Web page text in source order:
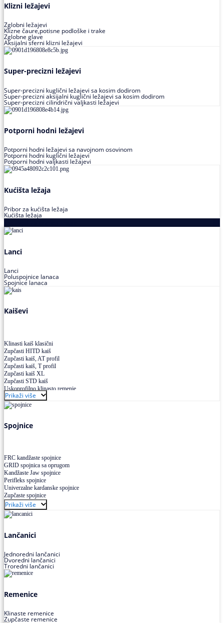
Klizni ležajevi
Zglobni ležajevi
Klizne čaure,potisne podloške i trake
Zglobne glave
Aksijalni sferni klizni ležajevi
Super-precizni ležajevi
Super-precizni kuglični ležajevi sa kosim dodirom
Super-precizni aksijalni kuglični ležajevi sa kosim dodirom
Super-precizni cilindrični valjkasti ležajevi
Potporni hodni ležajevi
Potporni hodni ležajevi sa navojnom osovinom
Potporni hodni kuglični ležajevi
Potporni hodni valjkasti ležajevi
Kućišta ležaja
Pribor za kućišta ležaja
Kućišta ležaja
Lanci
Lanci
Poluspojnice lanaca
Spojnice lanaca
Kaiševi
Klinasti kaiš klasični
Zupčasti HITD kaiš
Zupčasti kaiš, AT profil
Zupčasti kaiš, T profil
Zupčasti kaiš XL
Zupčasti STD kaiš
Uskoprofilno klinasto remenje
Uskoprofilno klinasto remenje spojeno
Uskoprofilno klinasto remenje XP extra power
Višekanalno remenje PJ,PK
Prikaži više
Spojnice
FRC kandžaste spojnice
GRID spojnica sa oprugom
Kandžaste Jaw spojnice
Perifleks spojnice
Univerzalne kardanske spojnice
Zupčaste spojnice
Prikaži više
Lančanici
Jednoredni lančanici
Dvoredni lančanici
Troredni lančanici
Remenice
Klinaste remenice
Zupčaste remenice